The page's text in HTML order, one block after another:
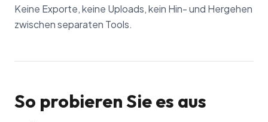
Keine Exporte, keine Uploads, kein Hin- und Hergehen
zwischen separaten Tools.
So probieren Sie es aus